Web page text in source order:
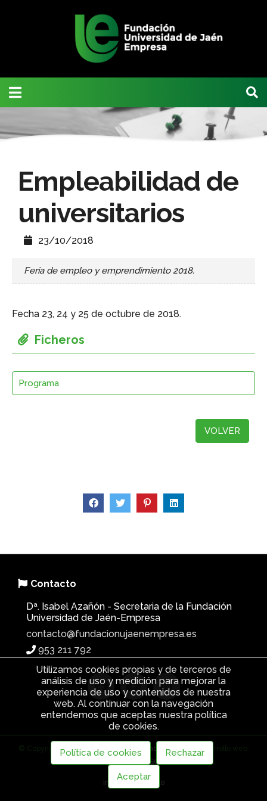
Empleabilidad de
universitarios
23/10/2018
Feria de empleo y emprendimiento 2018.
Fecha 23, 24 y 25 de octubre de 2018.
Programa
VOLVER
Contacto
Dª. Isabel Azañón - Secretaria de la Fundación
Universidad de Jaén-Empresa
contacto@fundacionujaenempresa.es
953 211 792
© Copyright 2026 | Política de privacidad Cookies
| Desarrollo web:
Software DELSOL
Inicio Contacto
Utilizamos cookies propias y de terceros de
análisis de uso y medición para mejorar la
experiencia de uso y contenidos de nuestra
web. Al continuar con la navegación
entendemos que aceptas nuestra política
de cookies.
Política de cookies Rechazar
Aceptar